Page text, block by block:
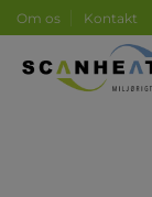
Fortsæt
til
indhold
Om os Kontakt